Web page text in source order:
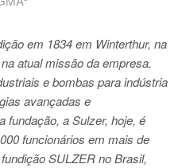
em 1834 em Winterthur, na
atual missão da empresa.
e bombas para indústria
avançadas e
fundação, a Sulzer, hoje, é
funcionários em mais de
SULZER no Brasil,